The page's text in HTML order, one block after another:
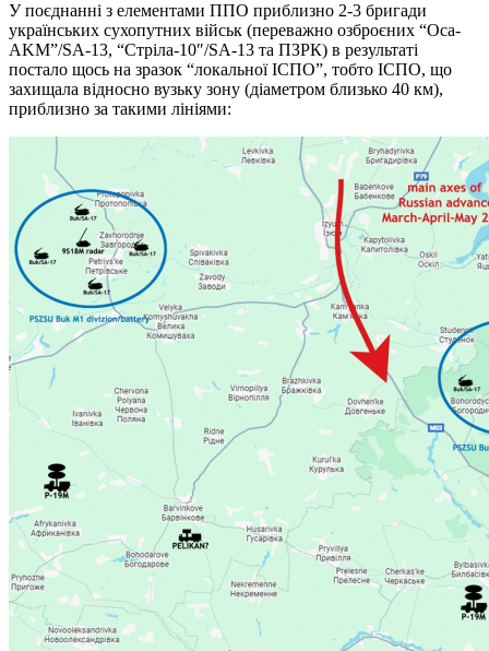
У поєднанні з елементами ППО приблизно 2-3 бригади
українських сухопутних військ (переважно озброєних “Оса-
AKM”/SA-13, “Стріла-10″/SA-13 та ПЗРК) в результаті
постало щось на зразок “локальної ІСПО”, тобто ІСПО, що
захищала відносно вузьку зону (діаметром близько 40 км),
приблизно за такими лініями: